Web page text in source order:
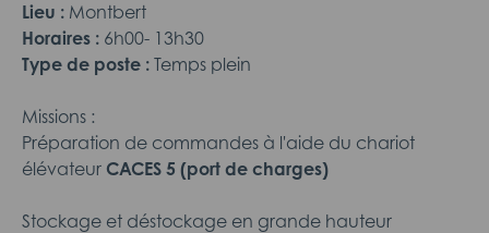
Lieu : Montbert
Horaires : 6h00- 13h30
Type de poste : Temps plein
Missions :
Préparation de commandes à l'aide du chariot
élévateur CACES 5 (port de charges)
Stockage et déstockage en grande hauteur